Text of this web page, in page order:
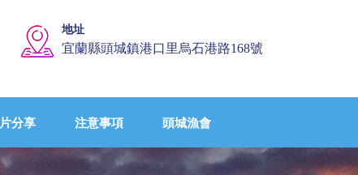
地址
宜蘭縣頭城鎮港口里烏石港路168號
分享 注意事項 頭城漁會